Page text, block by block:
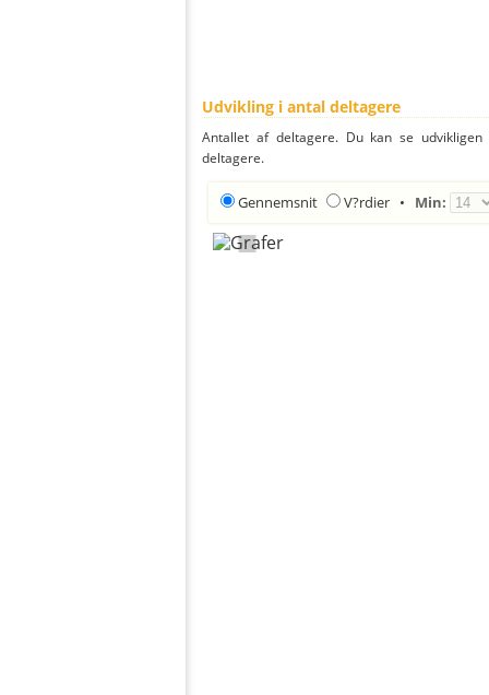
Udvikling i antal deltagere
Antallet af deltagere. Du kan se
deltagere.
Gennemsnit V?rdier • Min: